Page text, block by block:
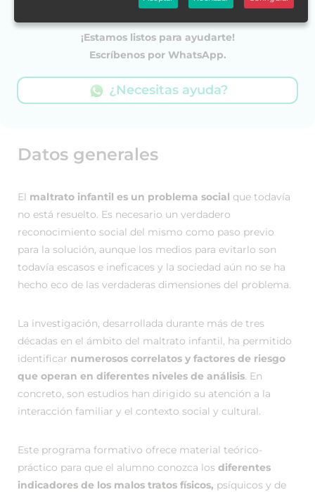
Datos generales
El maltrato infantil es un problema social que todavía
no está resuelto. Es necesario un verdadero
reconocimiento social del mismo como paso previo
para la solución, aunque los medios para evitarlo son
todavía escasos e ineficaces y la sociedad aún no se ha
hecho eco de las verdaderas dimensiones del problema.
La investigación, desarrollada durante más de tres
décadas en el ámbito del maltrato infantil, ha permitido
identificar numerosos correlatos y factores de riesgo
que operan en diferentes niveles de análisis. En
concreto, son estudios han dirigido su atención a la
interacción familiar y el contexto social y cultural.
Este programa formativo ofrece material teórico-
práctico para que el alumno conozca los diferentes
indicadores de los malos tratos físicos, psíquicos y de
¡Estamos listos para ayudarte!
Escríbenos por WhatsApp.
¿Necesitas ayuda?